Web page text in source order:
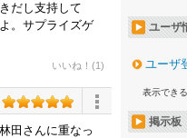
だし支持して
。サプライズゲ
いいね！(1)
田さんに重なっ
ユーザ
ユーザ
表示でき
掲示板